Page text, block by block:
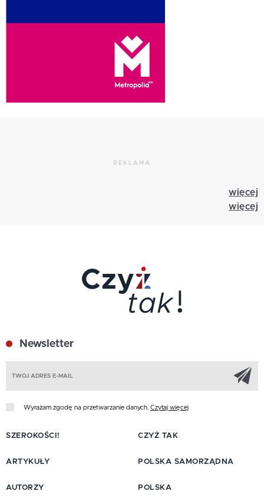
REKLAMA
więcej
więcej
Newsletter
Wyrażam zgodę na przetwarzanie danych. Czytaj więcej
SZEROKOŚCI!
ARTYKUŁY
AUTORZY
CZYŻ TAK
POLSKA SAMORZĄDNA
POLSKA